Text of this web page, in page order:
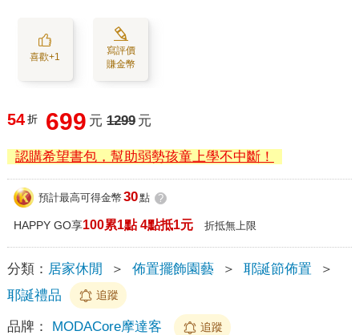
喜歡+1
寫評價
賺金幣
54 折 699 元 1299 元
認購希望書包，幫助弱勢孩童上學不中斷！
預計最高可得金幣 30點 ?
HAPPY GO享100累1點 4點抵1元 折抵無上限
分類： 居家休閒 ＞ 佈置擺飾園藝 ＞ 耶誕節佈置
＞
耶誕禮品
追蹤
品牌： MODACore摩達客 追蹤